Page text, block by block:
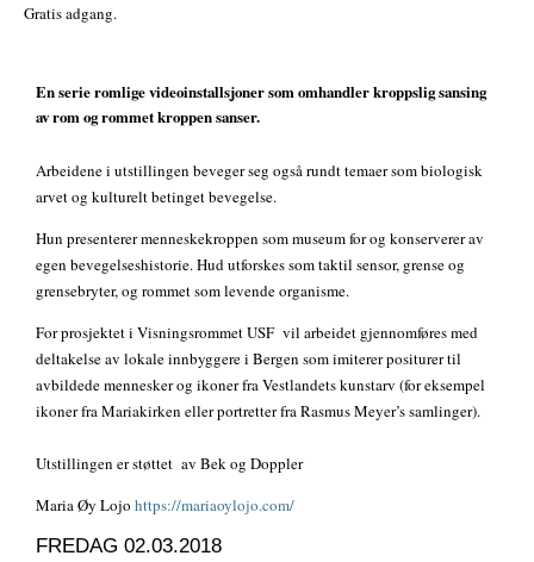
Gratis adgang.
En serie romlige videoinstallsjoner som omhandler kroppslig sansing
av rom og rommet kroppen sanser.
Arbeidene i utstillingen beveger seg også rundt temaer som biologisk
arvet og kulturelt betinget bevegelse.
Hun presenterer menneskekroppen som museum for og konserverer av
egen bevegelseshistorie. Hud utforskes som taktil sensor, grense og
grensebryter, og rommet som levende organisme.
For prosjektet i Visningsrommet USF vil arbeidet gjennomføres med
deltakelse av lokale innbyggere i Bergen som imiterer positurer til
avbildede mennesker og ikoner fra Vestlandets kunstarv (for eksempel
ikoner fra Mariakirken eller portretter fra Rasmus Meyer’s samlinger).
Utstillingen er støttet av Bek og Doppler
Maria Øy Lojo https://mariaoylojo.com/
FREDAG 02.03.2018